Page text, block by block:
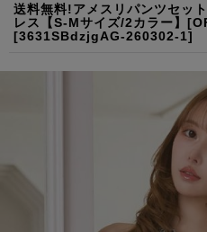
送料無料!アメスリパンツセッ
レス【S-Mサイズ/2カラー】
[3631SBdzjgAG-260302-1]